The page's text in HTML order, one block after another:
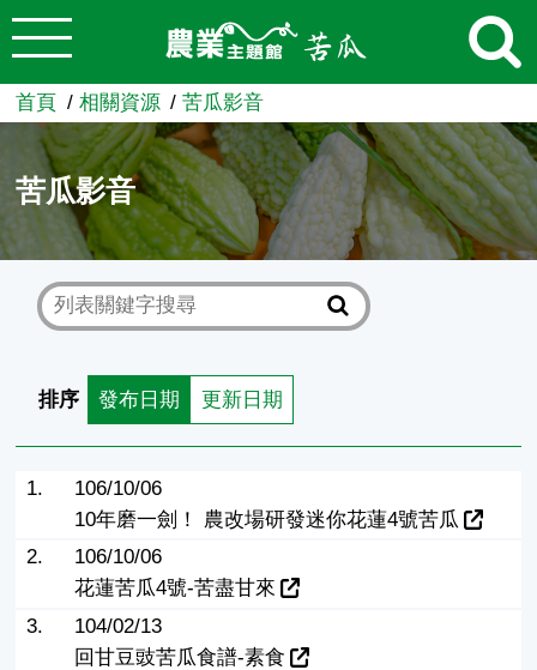
跳到主要內容
農業知識入口網
首頁 相關資源 苦瓜影音
苦瓜影音
排序 發布日期 更新日期
1.
106/10/06
10年磨一劍！ 農改場研發迷你花蓮4號苦瓜
2.
106/10/06
花蓮苦瓜4號-苦盡甘來
3.
104/02/13
回甘豆豉苦瓜食譜-素食